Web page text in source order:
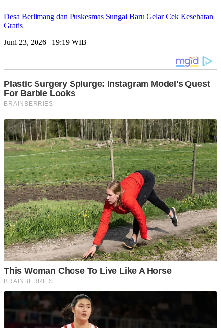
Desa Berlimang dan Puskesmas Sungai Baru Gelar Cek Kesehatan
Gratis
Juni 23, 2026 | 19:19 WIB